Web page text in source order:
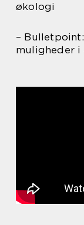
økologi
–
muligheder